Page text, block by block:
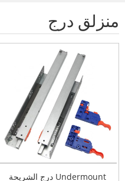
منزلق درج
Undermount درج الشريحة